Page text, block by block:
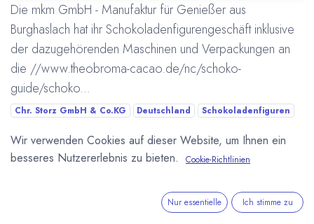
Die mkm GmbH - Manufaktur für Genießer aus
Burghaslach hat ihr Schokoladenfigurengeschäft inklusive
der dazugehörenden Maschinen und Verpackungen an
die //www.theobroma-cacao.de/nc/schoko-
guide/schoko...
Chr. Storz GmbH & Co.KG Deutschland
Schokoladenfiguren
Übernahme / Verkauf / Kauf
Wir verwenden Cookies auf dieser Website, um Ihnen ein
besseres Nutzererlebnis zu bieten.
Cookie-Richtlinien
Nur essentielle Ich stimme zu